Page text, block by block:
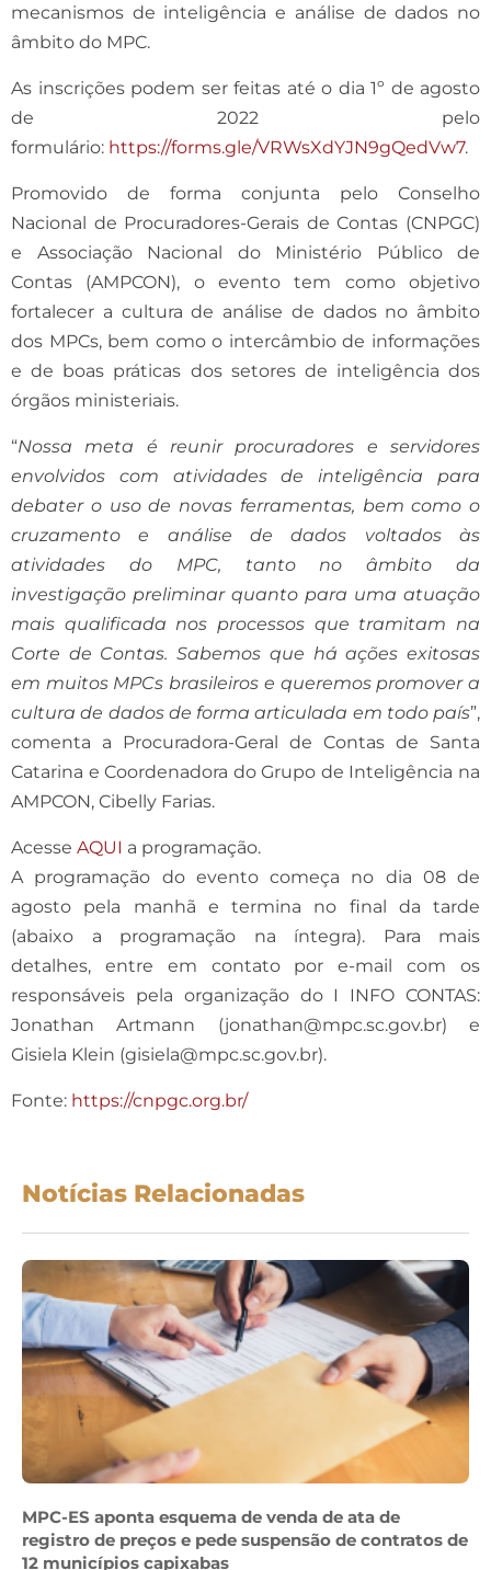
mecanismos de inteligência e análise de dados no
âmbito do MPC.
As inscrições podem ser feitas até o dia 1º de agosto
de 2022 pelo
formulário: https://forms.gle/VRWsXdYJN9gQedVw7.
Promovido de forma conjunta pelo Conselho
Nacional de Procuradores-Gerais de Contas (CNPGC)
e Associação Nacional do Ministério Público de
Contas (AMPCON), o evento tem como objetivo
fortalecer a cultura de análise de dados no âmbito
dos MPCs, bem como o intercâmbio de informações
e de boas práticas dos setores de inteligência dos
órgãos ministeriais.
“Nossa meta é reunir procuradores e servidores
envolvidos com atividades de inteligência para
debater o uso de novas ferramentas, bem como o
cruzamento e análise de dados voltados às
atividades do MPC, tanto no âmbito da
investigação preliminar quanto para uma atuação
mais qualificada nos processos que tramitam na
Corte de Contas. Sabemos que há ações exitosas
em muitos MPCs brasileiros e queremos promover a
cultura de dados de forma articulada em todo país”,
comenta a Procuradora-Geral de Contas de Santa
Catarina e Coordenadora do Grupo de Inteligência na
AMPCON, Cibelly Farias.
Acesse AQUI a programação.
A programação do evento começa no dia 08 de
agosto pela manhã e termina no final da tarde
(abaixo a programação na íntegra). Para mais
detalhes, entre em contato por e-mail com os
responsáveis pela organização do I INFO CONTAS:
Jonathan Artmann (jonathan@mpc.sc.gov.br) e
Gisiela Klein (gisiela@mpc.sc.gov.br).
Fonte: https://cnpgc.org.br/
Notícias Relacionadas
MPC-ES aponta esquema de venda de ata de
registro de preços e pede suspensão de contratos de
12 municípios capixabas